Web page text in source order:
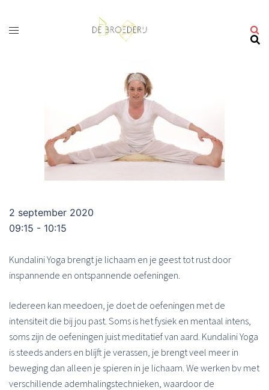
2 september 2020
09:15 - 10:15
Kundalini Yoga brengt je lichaam en je geest tot rust door
inspannende en ontspannende oefeningen.
Iedereen kan meedoen, je doet de oefeningen met de
intensiteit die bij jou past. Soms is het fysiek en mentaal intens,
soms zijn de oefeningen juist meditatief van aard. Kundalini Yoga
is steeds anders en blijft je verassen, je brengt veel meer in
beweging dan alleen je spieren in je lichaam. We werken bv met
verschillende ademhalingstechnieken, waardoor de